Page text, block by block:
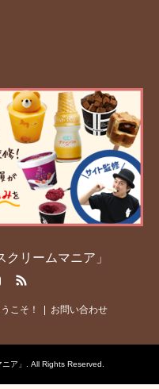
リームマニア」
こそ！ お問い合わせ
ア」 . All Rights Reserved.